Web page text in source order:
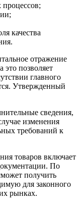
процессов;
качества
отражение
это позволяет
главного
Утвержденный
сведения,
изменения
требований к
товаров включает
По
получить
для законного
рынках.